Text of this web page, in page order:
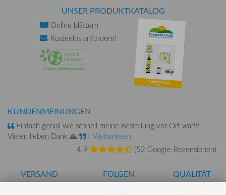
UNSER PRODUKTKATALOG
Online blättern
Kostenlos anfordern!
KUNDENMEINUNGEN
Einfach genial wie schnell meine Bestellung vor Ort war!!!
Vielen lieben Dank 🙏
» Weiterlesen
4.9
(52 Google-Rezensionen)
VERSAND FOLGEN QUALITÄT